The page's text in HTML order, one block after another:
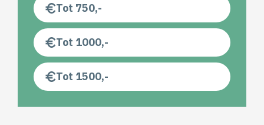
Tot 750,-
Tot 1000,-
Tot 1500,-